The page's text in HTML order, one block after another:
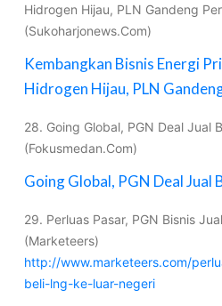
Hidrogen Hijau, PLN Gandeng
(Sukoharjonews.Com)
Kembangkan Bisnis Energi
Hidrogen Hijau, PLN
28. Going Global, PGN Deal Jual
(Fokusmedan.Com)
Going Global, PGN Deal Jual
29. Perluas Pasar, PGN Bisnis
(Marketeers)
http://www.marketeers.com/
beli-lng-ke-luar-negeri